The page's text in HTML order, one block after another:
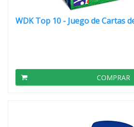
WDK Top 10 - Juego de Cartas
COMPRAR